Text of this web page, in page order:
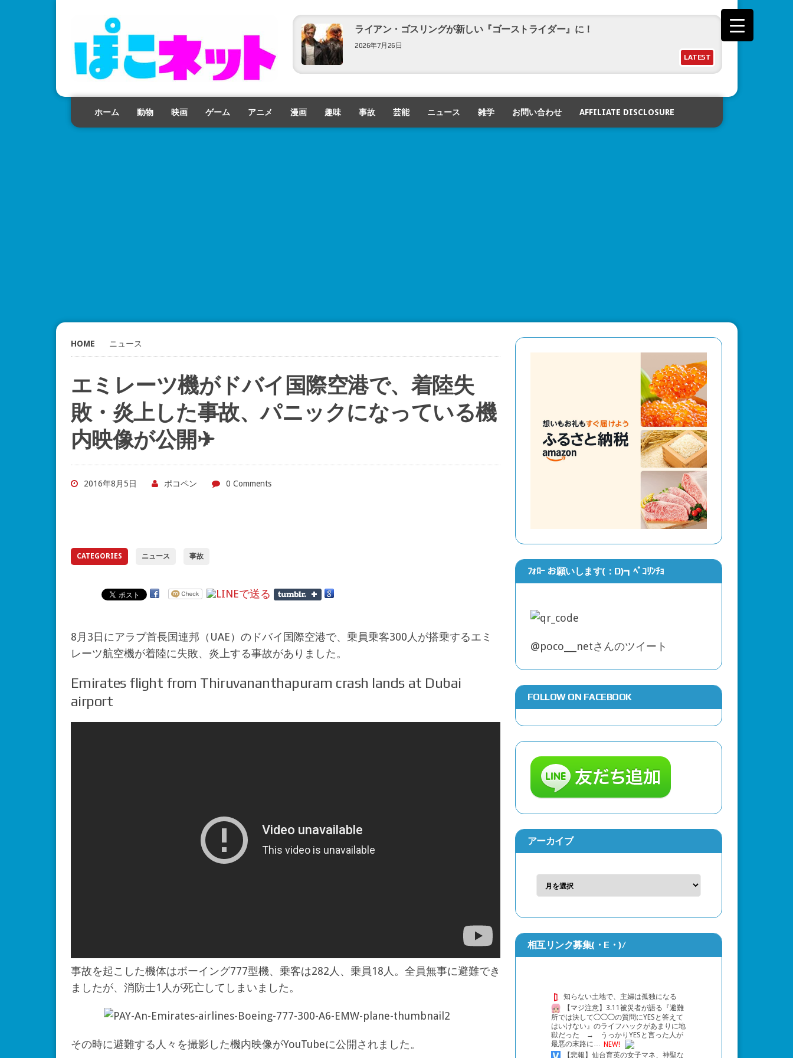
LATEST
ライアン・ゴスリングが新しい『ゴーストライダー』に！
2026年7月26日
新たなバイオの実写映画はデススト＋ホラー！？新しい『バイオハザード』の予告映像
公開！
2026年7月7日
トム・ホランド、クリストファー・ノーラン作品初参戦で毎回３分程でクリストファ
メッシがスパイダーマンと出会う！？『スパイダーマン：ブランド・ニュー・デイ』の
史上初⁉の『スパイダーマン：ブランド・ニュー・デイ』SCREENXについて監督が語
『スパイダーマン：ブランド・ニュー・デイ』の地下鉄のシーンはこうして撮影され
た！メイキング映像チラ見せ！
ホーム 動物 映画 ゲーム アニメ 漫画 趣味 事故 芸能 ニュース 雑学 お問い合わせ AFFILIATE DISCLOSURE
HOME ニュース
エミレーツ機がドバイ国際空港で、着陸失
敗・炎上した事故、パニックになっている機
内映像が公開✈
2016年8月5日 ポコペン 0 Comments
CATEGORIES ニュース 事故
8月3日にアラブ首長国連邦（UAE）のドバイ国際空港で、乗員乗客300人が搭乗するエミ
レーツ航空機が着陸に失敗、炎上する事故がありました。
Emirates flight from Thiruvananthapuram crash lands at Dubai
airport
事故を起こした機体はボーイング777型機、乗客は282人、乗員18人。全員無事に避難でき
ましたが、消防士1人が死亡してしまいました。
その時に避難する人々を撮影した機内映像がYouTubeに公開されました。
ﾌｫﾛｰ お願いします(：D)┓ﾍﾟｺﾘﾝﾁｮ
@poco___netさんのツイート
FOLLOW ON FACEBOOK
アーカイブ
相互リンク募集(・Ε・)/
知らない土地で、主婦は孤独になる
【マジ注意】3.11被災者が語る『避難
所では決して◯◯◯の質問にYESと答えて
はいけない』のライフハックがあまりに地
獄だった → うっかりYESと言った人が
最悪の末路に… NEW!
【悲報】仙台育英の女子マネ、神聖な